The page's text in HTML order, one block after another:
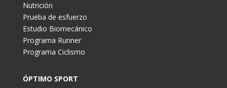
Nutrición
Prueba de esfuerzo
Estudio Biomecánico
Programa Runner
Programa Ciclismo
ÓPTIMO SPORT